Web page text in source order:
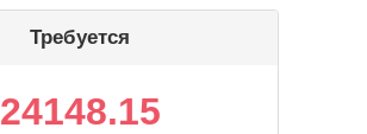
Требуется
24148.15